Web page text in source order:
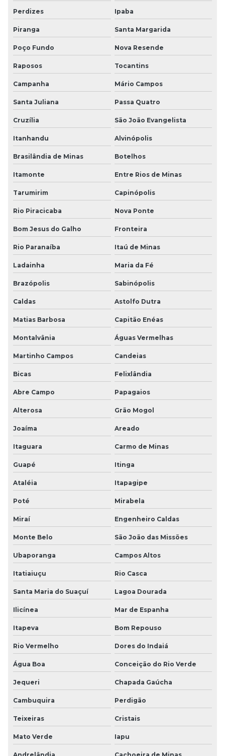
Perdizes Ipaba
Piranga Santa Margarida
Poço Fundo Nova Resende
Raposos Tocantins
Campanha Mário Campos
Santa Juliana Passa Quatro
Cruzília São João Evangelista
Itanhandu Alvinópolis
Brasilândia de Minas Botelhos
Itamonte Entre Rios de Minas
Tarumirim Capinópolis
Rio Piracicaba Nova Ponte
Bom Jesus do Galho Fronteira
Rio Paranaíba Itaú de Minas
Ladainha Maria da Fé
Brazópolis Sabinópolis
Caldas Astolfo Dutra
Matias Barbosa Capitão Enéas
Montalvânia Águas Vermelhas
Martinho Campos Candeias
Bicas Felixlândia
Abre Campo Papagaios
Alterosa Grão Mogol
Joaíma Areado
Itaguara Carmo de Minas
Guapé Itinga
Ataléia Itapagipe
Poté Mirabela
Miraí Engenheiro Caldas
Monte Belo São João das Missões
Ubaporanga Campos Altos
Itatiaiuçu Rio Casca
Santa Maria do Suaçuí Lagoa Dourada
Ilicínea Mar de Espanha
Itapeva Bom Repouso
Rio Vermelho Dores do Indaiá
Água Boa Conceição do Rio Verde
Jequeri Chapada Gaúcha
Cambuquira Perdigão
Teixeiras Cristais
Mato Verde Iapu